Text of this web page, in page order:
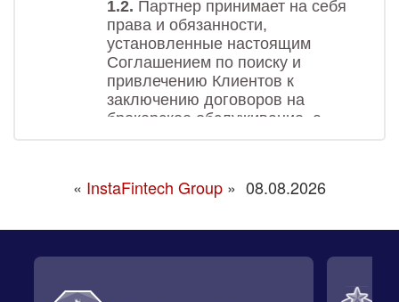
« InstaFintech Group » 08.08.2026